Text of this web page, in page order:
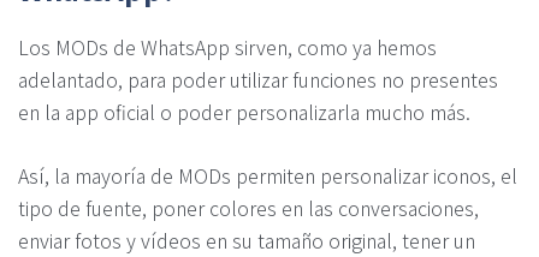
Los MODs de WhatsApp sirven, como ya hemos
adelantado, para poder utilizar funciones no presentes
en la app oficial o poder personalizarla mucho más.
Así, la mayoría de MODs permiten personalizar iconos, el
tipo de fuente, poner colores en las conversaciones,
enviar fotos y vídeos en su tamaño original, tener un